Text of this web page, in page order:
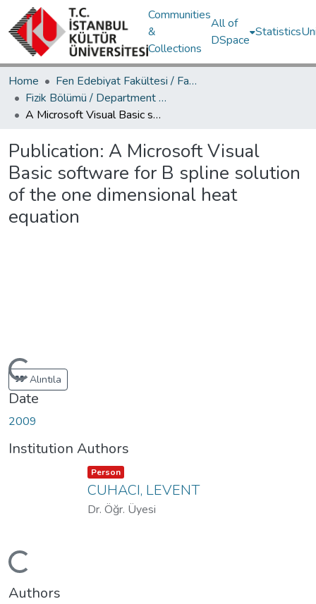
Communities
&
Collections
All of
DSpace
Statistics
Home
Fen Edebiyat Fakültesi / Faculty of Letters and Sciences
Fizik Bölümü / Department of Physics
A Microsoft Visual Basic software for B spline solution of the one dimensional heat equation
Publication: A Microsoft Visual
Basic software for B spline solution
of the one dimensional heat
equation
Loading...Alıntıla
Date
2009
Institution Authors
Loading...
Item type:
Person ,
CUHACI, LEVENT
Dr. Öğr. Üyesi
Authors